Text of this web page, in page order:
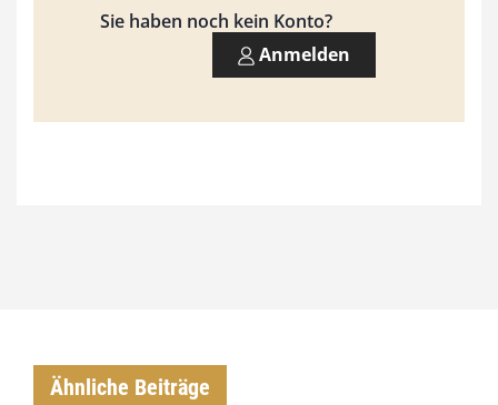
Sie haben noch kein Konto?
Anmelden
Ähnliche Beiträge